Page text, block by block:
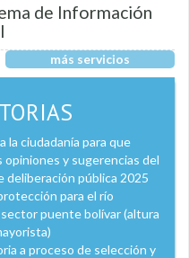
de Información
más servicios
la ciudadanía para que
opiniones y sugerencias del
deliberación pública 2025
para el río
puente bolívar (altura
a proceso de selección y